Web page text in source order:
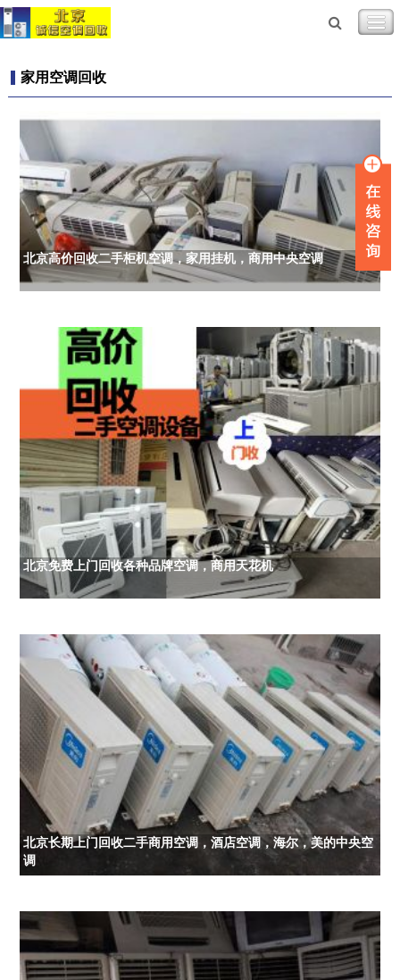
家用空调回收
北京高价回收二手柜机空调，家用挂机，商用中央空调
北京免费上门回收各种品牌空调，商用天花机
北京长期上门回收二手商用空调，酒店空调，海尔，美的中央空
调